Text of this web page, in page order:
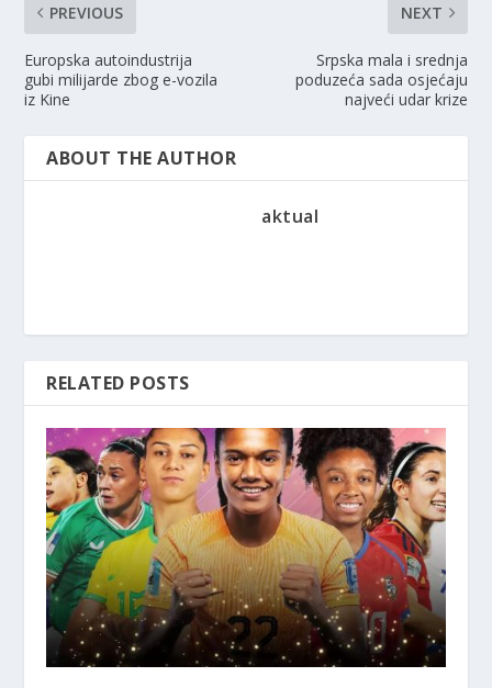
PREVIOUS
Europska autoindustrija
gubi milijarde zbog e-vozila
iz Kine
NEXT
Srpska mala i srednja
poduzeća sada osjećaju
najveći udar krize
ABOUT THE AUTHOR
aktual
RELATED POSTS